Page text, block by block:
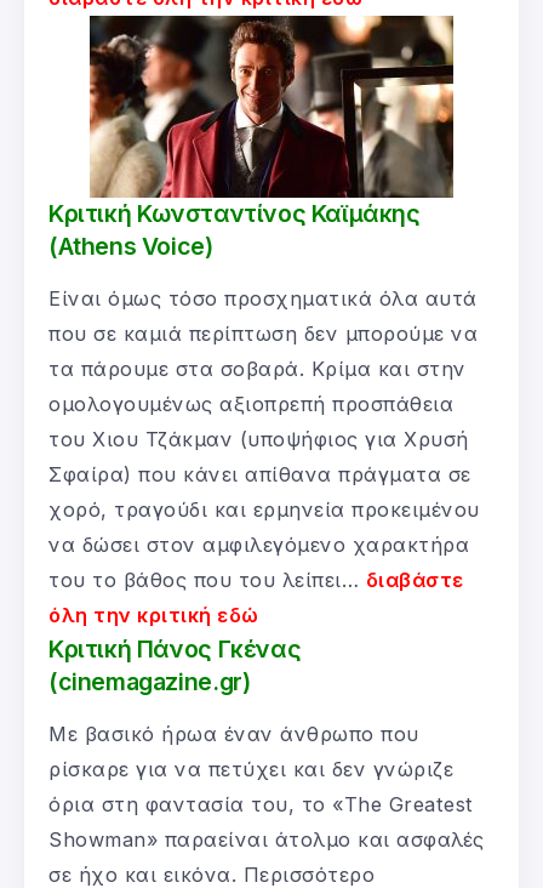
Κριτική Κωνσταντίνος Καϊμάκης
(Athens Voice)
Είναι όμως τόσο προσχηματικά όλα αυτά
που σε καμιά περίπτωση δεν μπορούμε να
τα πάρουμε στα σοβαρά. Κρίμα και στην
ομολογουμένως αξιοπρεπή προσπάθεια
του Χιου Τζάκμαν (υποψήφιος για Χρυσή
Σφαίρα) που κάνει απίθανα πράγματα σε
χορό, τραγούδι και ερμηνεία προκειμένου
να δώσει στον αμφιλεγόμενο χαρακτήρα
του το βάθος που του λείπει… διαβάστε
όλη την κριτική εδώ
Κριτική Πάνος Γκένας
(cinemagazine.gr)
Με βασικό ήρωα έναν άνθρωπο που
ρίσκαρε για να πετύχει και δεν γνώριζε
όρια στη φαντασία του, το «The Greatest
Showman» παραείναι άτολμο και ασφαλές
σε ήχο και εικόνα. Περισσότερο